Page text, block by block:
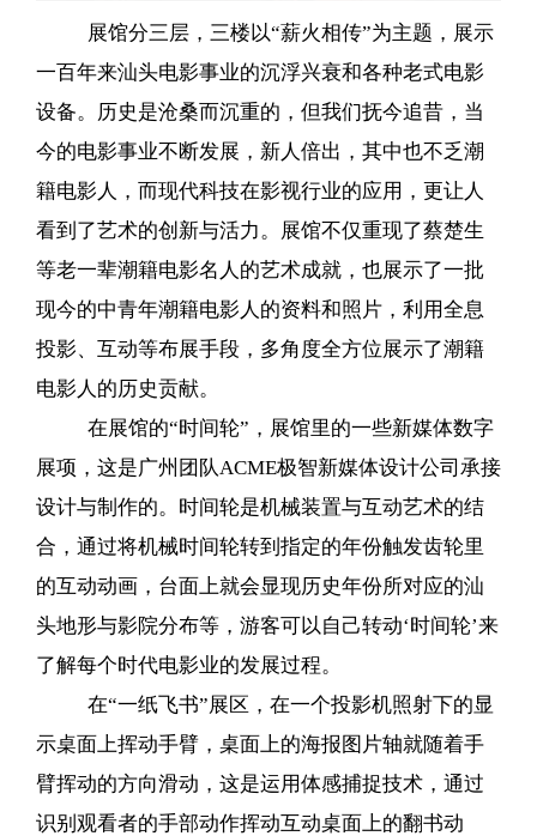
展馆分三层，三楼以“薪火相传”为主题，展示
一百年来汕头电影事业的沉浮兴衰和各种老式电影
设备。历史是沧桑而沉重的，但我们抚今追昔，当
今的电影事业不断发展，新人倍出，其中也不乏潮
籍电影人，而现代科技在影视行业的应用，更让人
看到了艺术的创新与活力。展馆不仅重现了蔡楚生
等老一辈潮籍电影名人的艺术成就，也展示了一批
现今的中青年潮籍电影人的资料和照片，利用全息
投影、互动等布展手段，多角度全方位展示了潮籍
电影人的历史贡献。
在展馆的“时间轮”，展馆里的一些新媒体数字
展项，这是广州团队ACME极智新媒体设计公司承接
设计与制作的。时间轮是机械装置与互动艺术的结
合，通过将机械时间轮转到指定的年份触发齿轮里
的互动动画，台面上就会显现历史年份所对应的汕
头地形与影院分布等，游客可以自己转动‘时间轮’来
了解每个时代电影业的发展过程。
在“一纸飞书”展区，在一个投影机照射下的显
示桌面上挥动手臂，桌面上的海报图片轴就随着手
臂挥动的方向滑动，这是运用体感捕捉技术，通过
识别观看者的手部动作挥动互动桌面上的翻书动